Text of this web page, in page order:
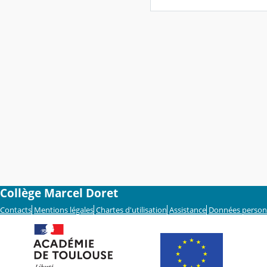
Collège Marcel Doret
Contacts Mentions légales Chartes d'utilisation Assistance Données